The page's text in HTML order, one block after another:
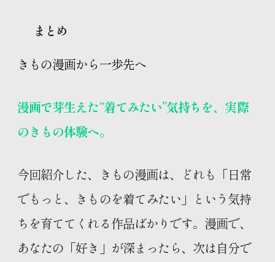
まとめ
きもの漫画から一歩先へ
漫画で芽生えた“着てみたい”気持ちを、実際
のきもの体験へ。
今回紹介した、きもの漫画は、どれも「日常
でもっと、きものを着てみたい」という気持
ちを育ててくれる作品ばかりです。漫画で、
あなたの「好き」が深まったら、次は自分で